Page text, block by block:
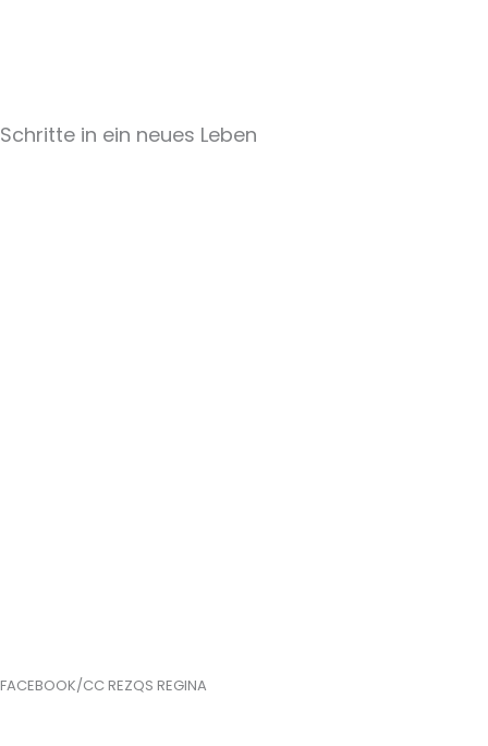
Schritte in ein neues Leben
FACEBOOK/CC REZQS REGINA